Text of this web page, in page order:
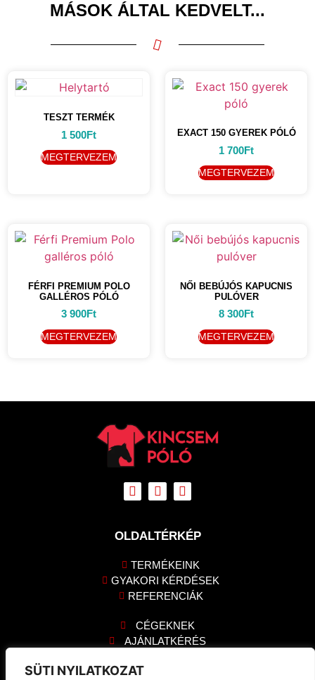
SÜTI NYILATKOZAT
MÁSOK ÁLTAL KEDVELT...
TESZT TERMÉK
1 500Ft
MEGTERVEZEM
EXACT 150 GYEREK PÓLÓ
1 700Ft
MEGTERVEZEM
FÉRFI PREMIUM POLO
GALLÉROS PÓLÓ
3 900Ft
MEGTERVEZEM
NŐI BEBÚJÓS KAPUCNIS
PULÓVER
8 300Ft
MEGTERVEZEM
OLDALTÉRKÉP
TERMÉKEINK
GYAKORI KÉRDÉSEK
REFERENCIÁK
CÉGEKNEK
AJÁNLATKÉRÉS